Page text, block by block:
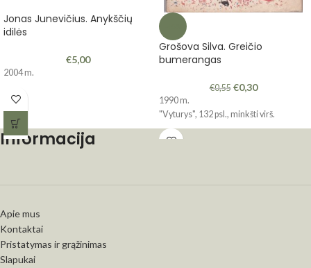
Jonas Junevičius. Anykščių
idilės
€5,00
2004 m.
Grošova Silva. Greičio
bumerangas
€0,55 €0,30
1990 m.
"Vyturys", 132 psl., minkšti virš.
Informacija
Apie mus
Kontaktai
Pristatymas ir grąžinimas
Slapukai